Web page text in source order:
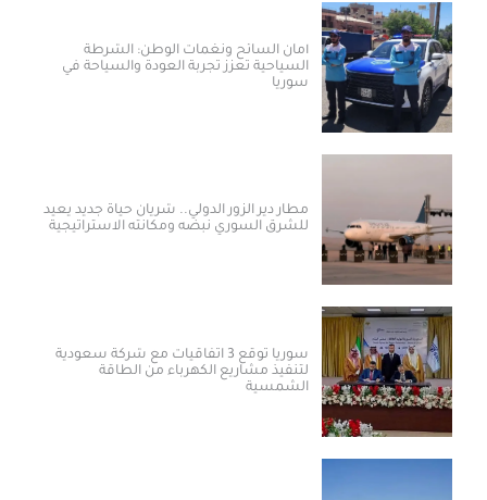
أمان السائح ونغمات الوطن: الشرطة
السياحية تعزز تجربة العودة والسياحة في
سوريا
مطار دير الزور الدولي.. شريان حياة جديد يعيد
للشرق السوري نبضه ومكانته الاستراتيجية
سوريا توقع 3 اتفاقيات مع شركة سعودية
لتنفيذ مشاريع الكهرباء من الطاقة
الشمسية